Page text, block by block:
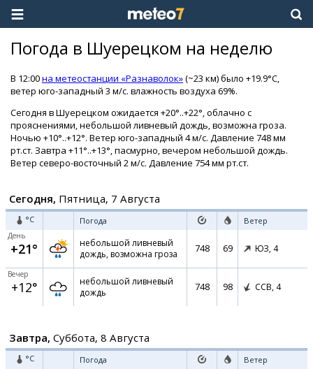
Погода в Шуерецком на неделю
В 12:00на метеостанции «Разнаволок»(~23 км) было +19.9°C,
ветер юго-западный 3 м/с. влажность воздуха 69%.
Сегодня в Шуерецком ожидается +20°..+22°, облачно с
прояснениями, небольшой ливневый дождь, возможна гроза.
Ночью +10°..+12°. Ветер юго-западный 4 м/с. Давление 748 мм
рт.ст. Завтра +11°..+13°, пасмурно, вечером небольшой дождь.
Ветер северо-восточный 2 м/с. Давление 754 мм рт.ст.
Сегодня, Пятница, 7 Августа
°C Погода Ветер
День
+21°
небольшой ливневый
дождь, возможна гроза
748 69 ЮЗ, 4
Вечер
+12°
небольшой ливневый
дождь
748 98 ССВ, 4
Завтра, Суббота, 8 Августа
°C Погода Ветер